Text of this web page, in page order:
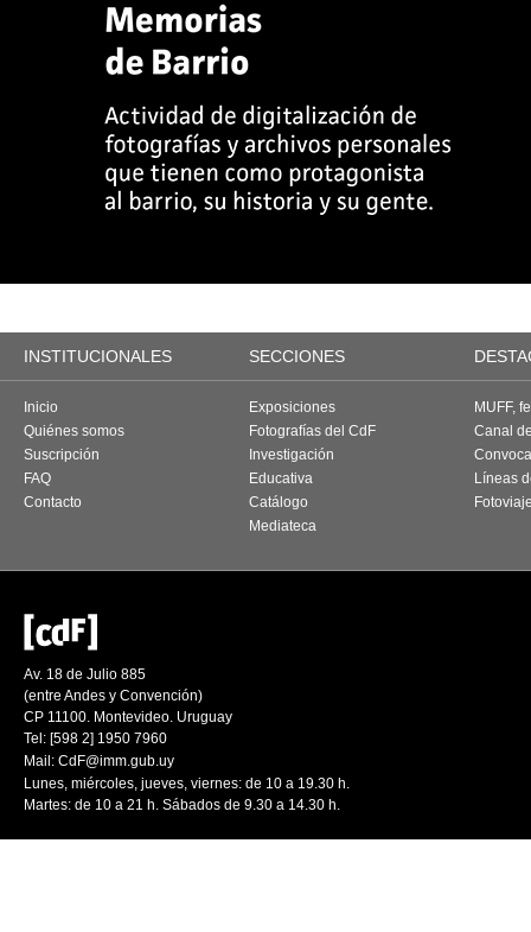
INSTITUCIONALES SECCIONES
Inicio
Quiénes somos
Suscripción
FAQ
Contacto
Exposiciones
Fotografías del CdF
Investigación
Educativa
Catálogo
Mediateca
MUFF,
Canal
Líneas
Av. 18 de Julio 885
(entre Andes y Convención)
CP 11100. Montevideo. Uruguay
Tel: [598 2] 1950 7960
Mail: CdF@imm.gub.uy
Lunes, miércoles, jueves, viernes: de 10 a 19.30 h.
Martes: de 10 a 21 h. Sábados de 9.30 a 14.30 h.